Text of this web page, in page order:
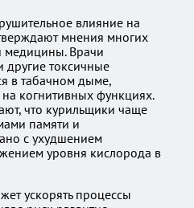
влияние на
мнения многих
медицины. Врачи
другие токсичные
в табачном дыме,
когнитивных функциях.
что курильщики чаще
памяти и
с ухудшением
уровня кислорода в
ускорять процессы